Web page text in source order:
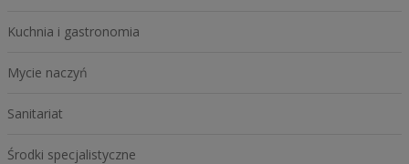
Kuchnia i gastronomia
Mycie naczyń
Sanitariat
Środki specjalistyczne